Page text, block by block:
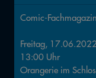
Comic-
Freitag, 17.06.2022
13:00 Uhr
Orangerie im